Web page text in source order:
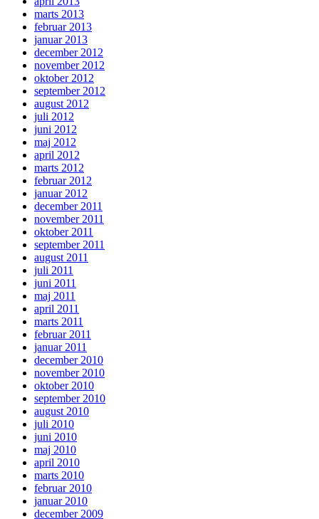
marts 2013
februar 2013
januar 2013
december 2012
november 2012
oktober 2012
september 2012
august 2012
juli 2012
juni 2012
maj 2012
april 2012
marts 2012
februar 2012
januar 2012
december 2011
november 2011
oktober 2011
september 2011
august 2011
juli 2011
juni 2011
maj 2011
april 2011
marts 2011
februar 2011
januar 2011
december 2010
november 2010
oktober 2010
september 2010
august 2010
juli 2010
juni 2010
maj 2010
april 2010
marts 2010
februar 2010
januar 2010
december 2009